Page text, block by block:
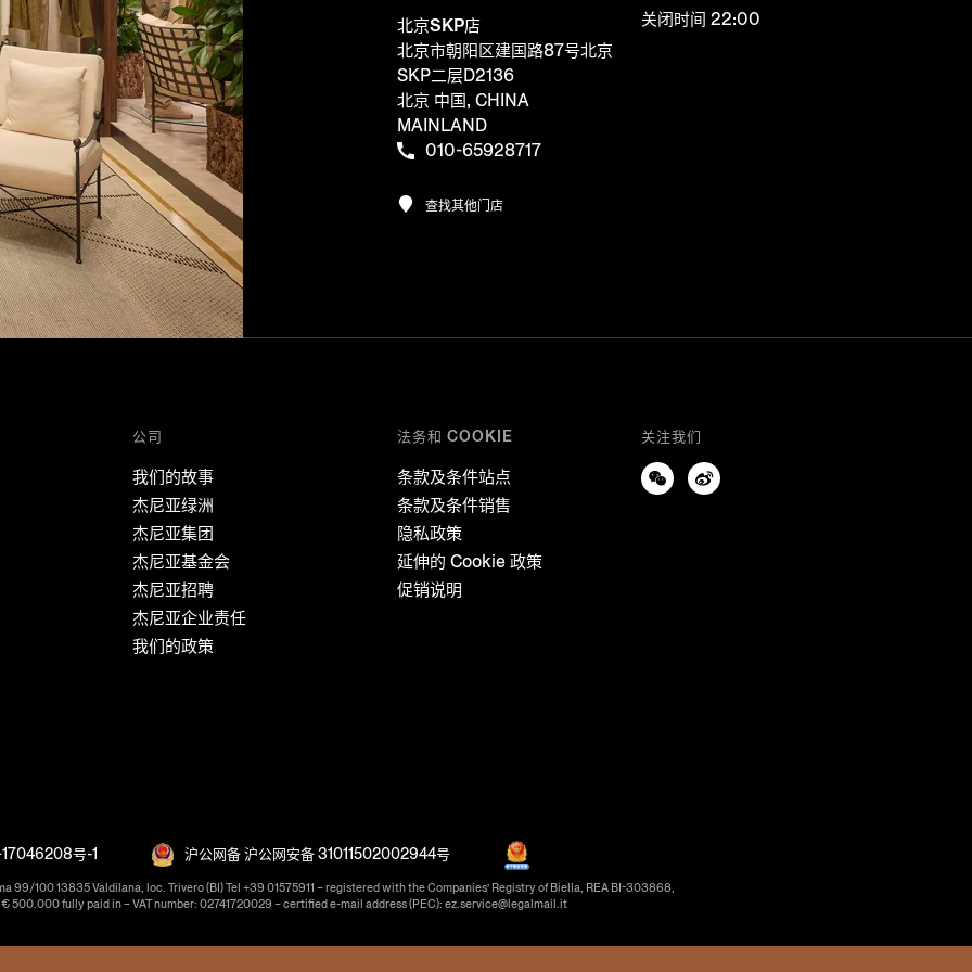
北京SKP店
北京市朝阳区建国路87号北京
SKP二层D2136
北京 中国, CHINA
MAINLAND
010-65928717
关闭时间 22:00
查找其他门店
公司
我们的故事
杰尼亚绿洲
杰尼亚集团
杰尼亚基金会
杰尼亚招聘
杰尼亚企业责任
我们的政策
法务和 COOKIE
条款及条件站点
条款及条件销售
隐私政策
延伸的 Cookie 政策
促销说明
关注我们
号-1 沪公网备 沪公网安备 31011502002944号
99/100 13835 Valdilana, loc. Trivero (BI) Tel +39 01575911 – registered with the Companies’ Registry of Biella, REA BI-303868,
500.000 fully paid in – VAT number: 02741720029 – certified e-mail address (PEC): ez.service@legalmail.it